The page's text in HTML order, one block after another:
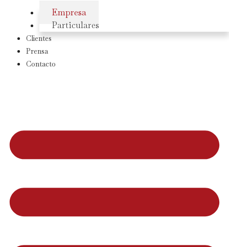
Empresa
Particulares
Clientes
Prensa
Contacto